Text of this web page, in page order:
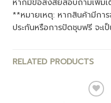
**หมายเหตุ: หากสินค้ามีการ
ประกันหรือการปัดชุบฟรี จะเ
RELATED PRODUCTS